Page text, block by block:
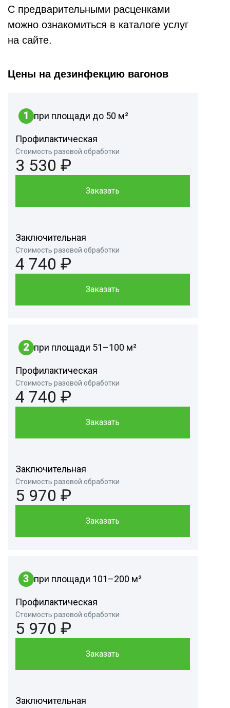
С предварительными расценками
можно ознакомиться в каталоге услуг
на сайте.
Цены на дезинфекцию вагонов
1 при площади до 50 м²
Профилактическая
Стоимость разовой обработки
3 530 ₽
Заказать
Заключительная
Стоимость разовой обработки
4 740 ₽
Заказать
2 при площади 51–100 м²
Профилактическая
Стоимость разовой обработки
4 740 ₽
Заказать
Заключительная
Стоимость разовой обработки
5 970 ₽
Заказать
3 при площади 101–200 м²
Профилактическая
Стоимость разовой обработки
5 970 ₽
Заказать
Заключительная